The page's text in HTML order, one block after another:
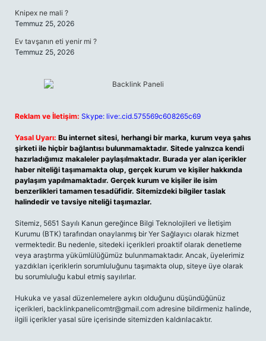
Knipex ne mali ?
Temmuz 25, 2026
Ev tavşanın eti yenir mi ?
Temmuz 25, 2026
Reklam ve İletişim: Skype: live:.cid.575569c608265c69
Yasal Uyarı: Bu internet sitesi, herhangi bir marka, kurum veya şahıs
şirketi ile hiçbir bağlantısı bulunmamaktadır. Sitede yalnızca kendi
hazırladığımız makaleler paylaşılmaktadır. Burada yer alan içerikler
haber niteliği taşımamakta olup, gerçek kurum ve kişiler hakkında
paylaşım yapılmamaktadır. Gerçek kurum ve kişiler ile isim
benzerlikleri tamamen tesadüfidir. Sitemizdeki bilgiler taslak
halindedir ve tavsiye niteliği taşımazlar.
Sitemiz, 5651 Sayılı Kanun gereğince Bilgi Teknolojileri ve İletişim
Kurumu (BTK) tarafından onaylanmış bir Yer Sağlayıcı olarak hizmet
vermektedir. Bu nedenle, sitedeki içerikleri proaktif olarak denetleme
veya araştırma yükümlülüğümüz bulunmamaktadır. Ancak, üyelerimiz
yazdıkları içeriklerin sorumluluğunu taşımakta olup, siteye üye olarak
bu sorumluluğu kabul etmiş sayılırlar.
Hukuka ve yasal düzenlemelere aykırı olduğunu düşündüğünüz
içerikleri, backlinkpanelicomtr@gmail.com adresine bildirmeniz halinde,
ilgili içerikler yasal süre içerisinde sitemizden kaldırılacaktır.